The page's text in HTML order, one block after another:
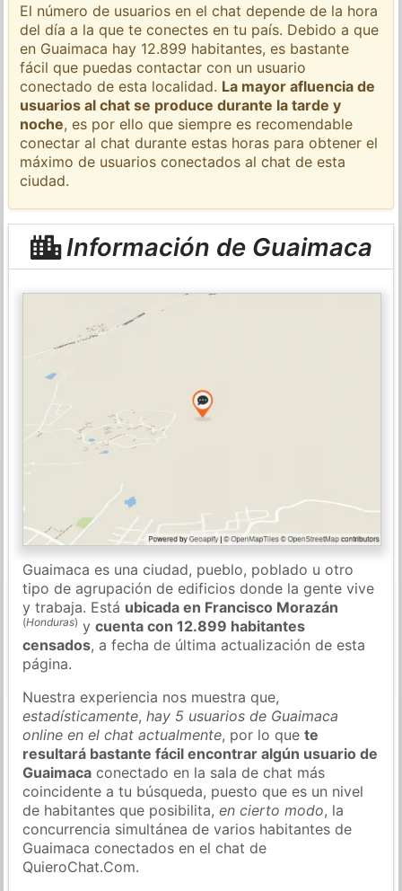
El número de usuarios en el chat depende de la hora
del día a la que te conectes en tu país. Debido a que
en Guaimaca hay 12.899 habitantes, es bastante
fácil que puedas contactar con un usuario
conectado de esta localidad. La mayor afluencia de
usuarios al chat se produce durante la tarde y
noche, es por ello que siempre es recomendable
conectar al chat durante estas horas para obtener el
máximo de usuarios conectados al chat de esta
ciudad.
Información de Guaimaca
Guaimaca es una ciudad, pueblo, poblado u otro
tipo de agrupación de edificios donde la gente vive
y trabaja. Está ubicada en Francisco Morazán
(Honduras) ycuenta con 12.899 habitantes
censados, a fecha de última actualización de esta
página.
Nuestra experiencia nos muestra que,
estadísticamente,hay 5 usuarios de Guaimaca
online en el chat actualmente, por lo quete
resultará bastante fácil encontrar algún usuario de
Guaimaca conectado en la sala de chat más
coincidente a tu búsqueda, puesto que es un nivel
de habitantes que posibilita,en cierto modo, la
concurrencia simultánea de varios habitantes de
Guaimaca conectados en el chat de
QuieroChat.Com.